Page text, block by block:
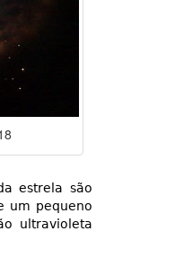
estrela são
um pequeno
ultravioleta